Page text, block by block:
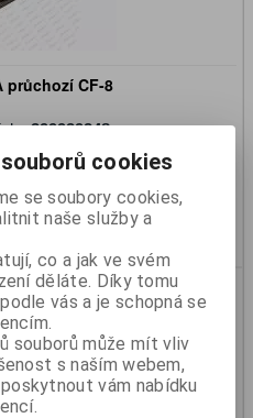
průchozí CF-8
399939348
Ano
Kč
DPH)
Koupit
cookies
se soubory cookies,
naše služby a
co a jak ve svém
děláte. Díky tomu
vás a je schopná se
souborů může mít vliv
s naším webem,
vám nabídku